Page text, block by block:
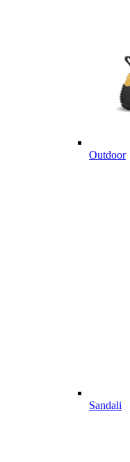
Outdoor
Sandali